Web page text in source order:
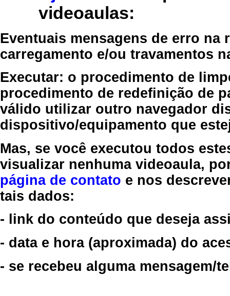
videoaulas:
Eventuais mensagens de erro
carregamento e/ou travamentos
Executar: o procedimento de
procedimento de redefinição de
válido utilizar outro navegador
dispositivo/equipamento que
Mas, se você executou todos
visualizar nenhuma videoaula,
página de contato e nos
tais dados:
- link do conteúdo que deseja
- data e hora (aproximada) do
- se recebeu alguma mensagem/